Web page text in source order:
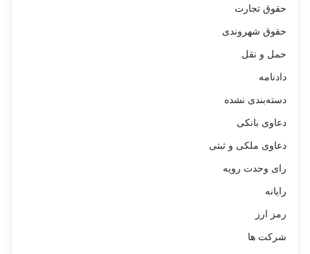
حقوق تجارت
حقوق شهروندی
حمل و نقل
دادنامه
دسته‌بندی نشده
دعاوی بانکی
دعاوی ملکی و ثبتی
رای وحدت رویه
رایانه
رمز ارز
شرکت ها